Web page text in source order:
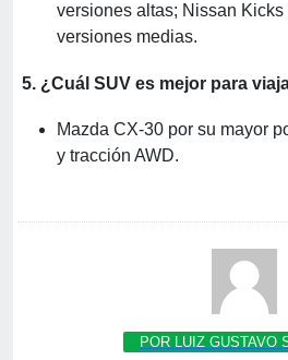
versiones altas; Nissan
versiones medias.
5. ¿Cuál SUV es mejor para
Mazda CX-30 por su mayor
y tracción AWD.
POR LUIZ GUSTAVO